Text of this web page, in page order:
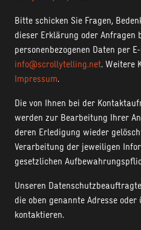
Bitte schicken Sie Fragen,
dieser Erklärung oder Anfragen
personenbezogenen Daten per
info@scrollytelling.net. Weitere
Impressum.
Die von Ihnen bei der
werden zur Bearbeitung Ihrer
deren Erledigung wieder
Verarbeitung der jeweiligen
gesetzlichen
Unseren
die oben genannte Adresse oder
kontaktieren.